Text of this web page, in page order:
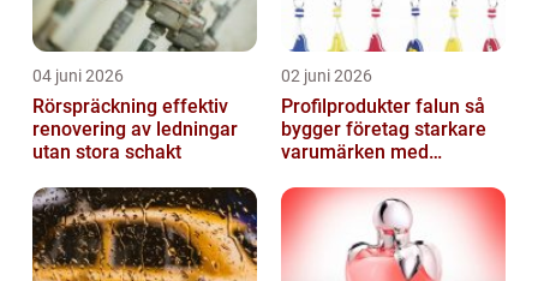
04 juni 2026
Rörspräckning effektiv
renovering av ledningar
utan stora schakt
02 juni 2026
Profilprodukter falun så
bygger företag starkare
varumärken med